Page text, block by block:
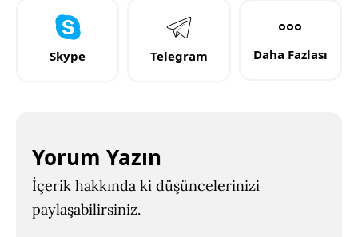
Skype Telegram Daha Fazlası
Yorum Yazın
İçerik hakkında ki düşüncelerinizi
paylaşabilirsiniz.